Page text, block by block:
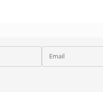
Email